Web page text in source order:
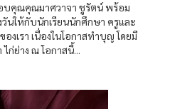
บคุณคุณมาศวาจา ชูรัตน์ พร้อม
นให้กับนักเรียนนักศึกษา ครูและ
งเรา เนื่องในโอกาสทำบุญ โดยมี
ก่ย่าง ณ โอกาสนี้...